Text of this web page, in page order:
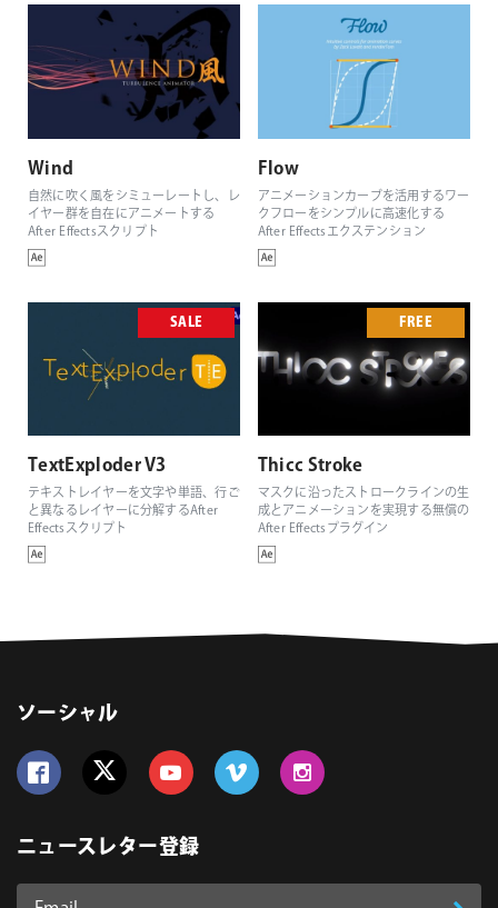
Wind
自然に吹く風をシミューレートし、レ
イヤー群を自在にアニメートする
After Effectsスクリプト
Flow
アニメーションカーブを活用するワー
クフローをシンプルに高速化する
After Effectsエクステンション
SALE
TextExploder V3
テキストレイヤーを文字や単語、行ご
と異なるレイヤーに分解するAfter
Effectsスクリプト
FREE
Thicc Stroke
マスクに沿ったストロークラインの生
成とアニメーションを実現する無償の
After Effectsプラグイン
ソーシャル
ニュースレター登録
Email